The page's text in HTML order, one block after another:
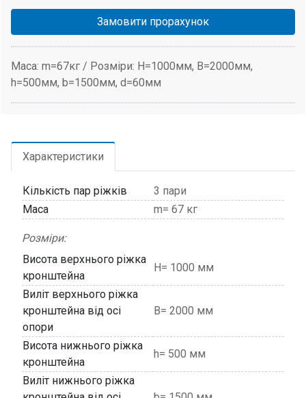
Замовити прорахунок
Маса: m=67кг / Розміри: H=1000мм, В=2000мм,
h=500мм, b=1500мм, d=60мм
Характеристики
Кількість пар ріжків
3 пари
Маса
m= 67 кг
Розміри:
Висота верхнього ріжка
кронштейна
H= 1000 мм
Виліт верхнього ріжка
кронштейна від осі
опори
В= 2000 мм
Висота нижнього ріжка
кронштейна
h= 500 мм
Виліт нижнього ріжка